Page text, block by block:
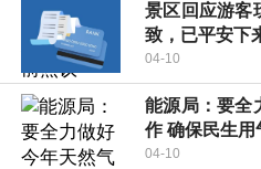
景区回应游客
致，已平安下
04-10
能源局：要全
作 确保民生用
04-10